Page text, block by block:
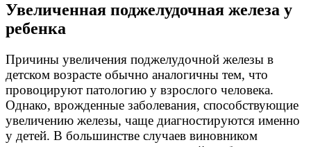
Увеличенная поджелудочная железа у
ребенка
Причины увеличения поджелудочной железы в
детском возрасте обычно аналогичны тем, что
провоцируют патологию у взрослого человека.
Однако, врожденные заболевания, способствующие
увеличению железы, чаще диагностируются именно
у детей. В большинстве случаев виновником